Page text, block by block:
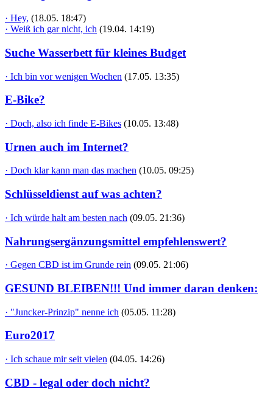
· Hey, (18.05. 18:47)
· Weiß ich gar nicht, ich (19.04. 14:19)
Suche Wasserbett für kleines Budget
· Ich bin vor wenigen Wochen (17.05. 13:35)
E-Bike?
· Doch, also ich finde E-Bikes (10.05. 13:48)
Urnen auch im Internet?
· Doch klar kann man das machen (10.05. 09:25)
Schlüsseldienst auf was achten?
· Ich würde halt am besten nach (09.05. 21:36)
Nahrungsergänzungsmittel empfehlenswert?
· Gegen CBD ist im Grunde rein (09.05. 21:06)
GESUND BLEIBEN!!! Und immer daran denken:
· "Juncker-Prinzip" nenne ich (05.05. 11:28)
Euro2017
· Ich schaue mir seit vielen (04.05. 14:26)
CBD - legal oder doch nicht?